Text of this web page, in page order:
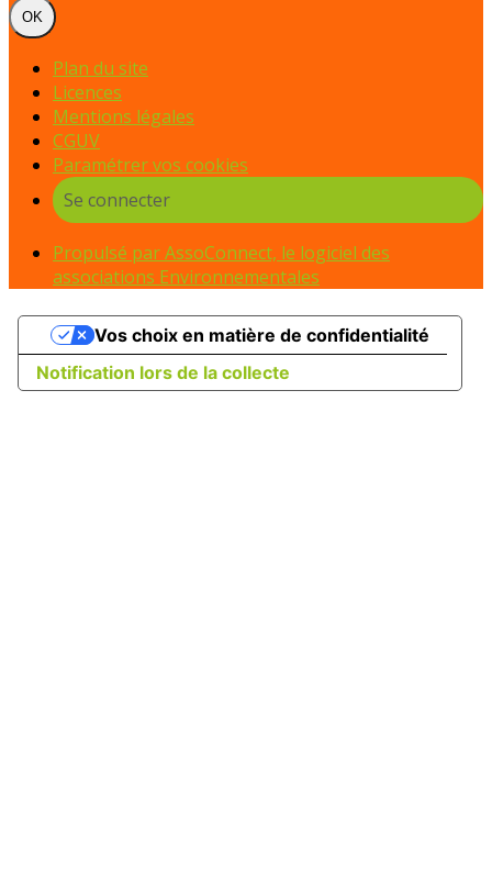
OK
Plan du site
Licences
Mentions légales
CGUV
Paramétrer vos cookies
Se connecter
Propulsé par AssoConnect, le logiciel des
associations Environnementales
Notification lors de la collecte
Vos choix en matière de confidentialité